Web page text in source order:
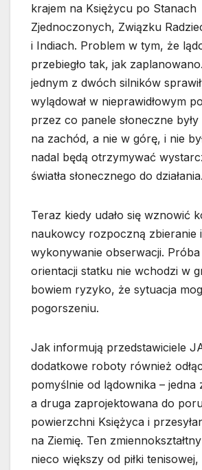
krajem na Księżycu po Stanach
Zjednoczonych, Związku
i Indiach. Problem w tym, że
przebiegło tak, jak
jednym z dwóch silników
wylądował w nieprawidłowym
przez co panele słoneczne
na zachód, a nie w górę, i nie
nadal będą otrzymywać
światła słonecznego do działania.
Teraz kiedy udało się wznowić
naukowcy rozpoczną zbieranie
wykonywanie obserwacji.
orientacji statku nie wchodzi w
bowiem ryzyko, że sytuacja
pogorszeniu.
Jak informują przedstawiciele
dodatkowe roboty również
pomyślnie od lądownika – jedna
a druga zaprojektowana do
powierzchni Księżyca i
na Ziemię. Ten
nieco większy od piłki tenisowej,